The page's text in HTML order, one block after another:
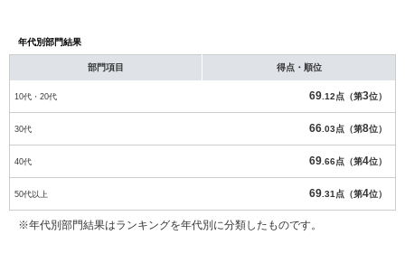
年代別部門結果
部門項目 得点・順位
10代・20代 69 .12点（第3位）
30代 66 .03点（第8位）
40代 69 .66点（第4位）
50代以上 69 .31点（第4位）
※年代別部門結果はランキングを年代別に分類したものです。